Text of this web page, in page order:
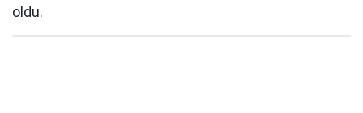
oldu.